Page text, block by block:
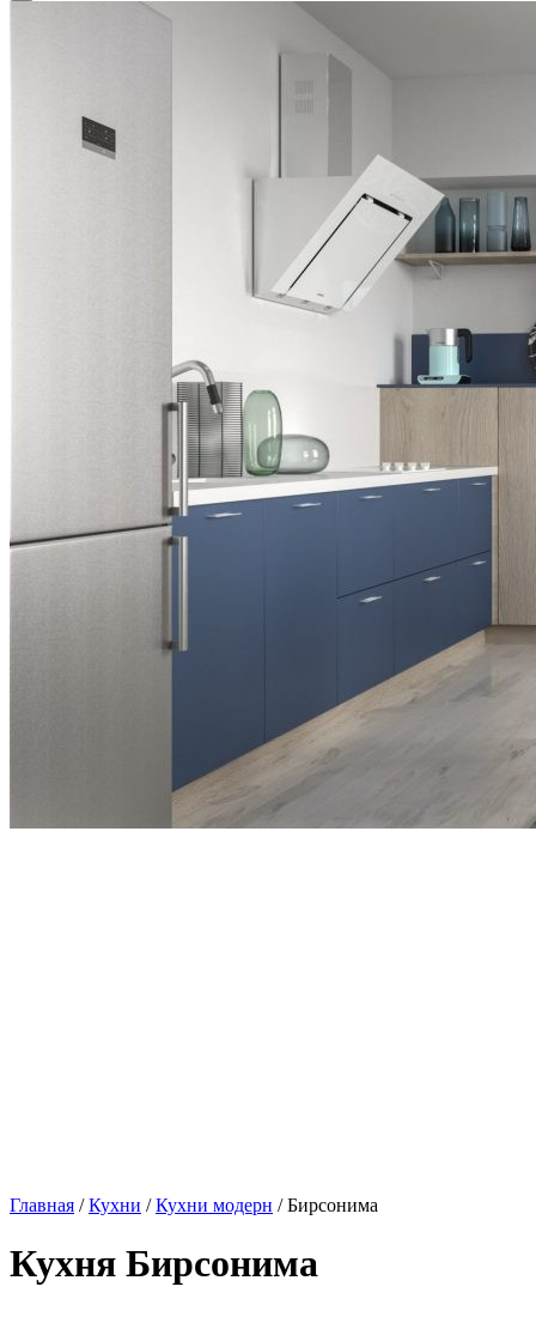
Главная /Кухни /Кухни модерн / Бирсонима
Кухня Бирсонима